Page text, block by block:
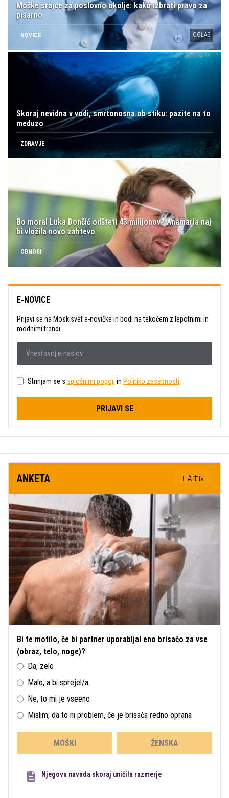
Moške srajce za poslovno okolje: kako izbrati pravo za
pisarno
NOVICE OGLAS
Skoraj nevidna v vodi, smrtonosna ob stiku: pazite na to
meduzo
ZDRAVJE
Bo moral Luka Dončić odšteti 43 milijonov? Anamaria naj
bi vložila novo zahtevo
ODNOSI
E-NOVICE
Prijavi se na Moskisvet e-novičke in bodi na tekočem z lepotnimi in
modnimi trendi.
Strinjam se s splošnimi pogoji in Politiko zasebnosti
PRIJAVI SE
ANKETA + Arhiv
Bi te motilo, če bi partner uporabljal eno brisačo za vse
(obraz, telo, noge)?
Da, zelo
Malo, a bi sprejel/a
Ne, to mi je vseeno
Mislim, da to ni problem, če je brisača redno oprana
MOŠKI ŽENSKA
Njegova navada skoraj uničila razmerje